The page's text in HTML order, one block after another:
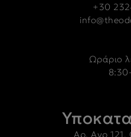
+30
Ωράριο
Αρ. Αγρ 121,